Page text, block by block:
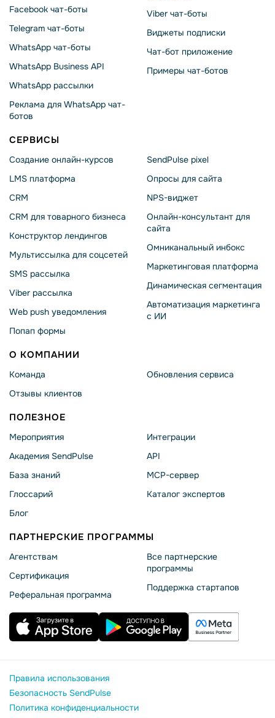
Facebook чат-боты
Telegram чат-боты
WhatsApp чат-боты
WhatsApp Business API
WhatsApp рассылки
Реклама для WhatsApp чат-
ботов
Viber чат-боты
Виджеты подписки
Чат-бот приложение
Примеры чат-ботов
СЕРВИСЫ
Создание онлайн-курсов
LMS платформа
CRM
CRM для товарного бизнеса
Конструктор лендингов
Мультиссылка для соцсетей
SMS рассылка
Viber рассылка
Web push уведомления
Попап формы
SendPulse pixel
Опросы для сайта
NPS-виджет
Онлайн-консультант для
сайта
Омниканальный инбокс
Маркетинговая платформа
Динамическая сегментация
Автоматизация маркетинга
с ИИ
О КОМПАНИИ
Команда
Отзывы клиентов
Обновления сервиса
ПОЛЕЗНОЕ
Мероприятия
Академия SendPulse
База знаний
Глоссарий
Блог
Интеграции
API
MCP-сервер
Каталог экспертов
ПАРТНЕРСКИЕ ПРОГРАММЫ
Агентствам
Сертификация
Реферальная программа
Все партнерские
программы
Поддержка стартапов
Правила использования
Безопасность SendPulse
Политика конфиденциальности